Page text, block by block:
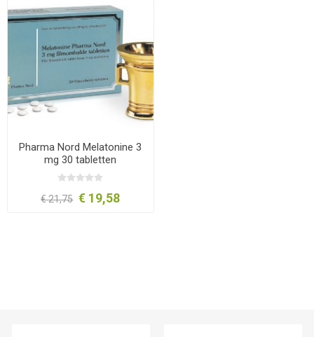
Pharma Nord Melatonine 3
mg 30 tabletten
€ 21,75 € 19,58